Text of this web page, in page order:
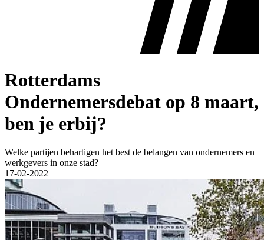
Rotterdams
Ondernemersdebat op 8 maart,
ben je erbij?
Welke partijen behartigen het best de belangen van ondernemers en
werkgevers in onze stad?
17-02-2022